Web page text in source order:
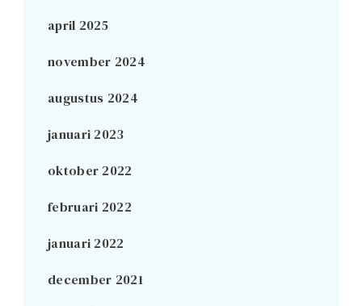
april 2025
november 2024
augustus 2024
januari 2023
oktober 2022
februari 2022
januari 2022
december 2021